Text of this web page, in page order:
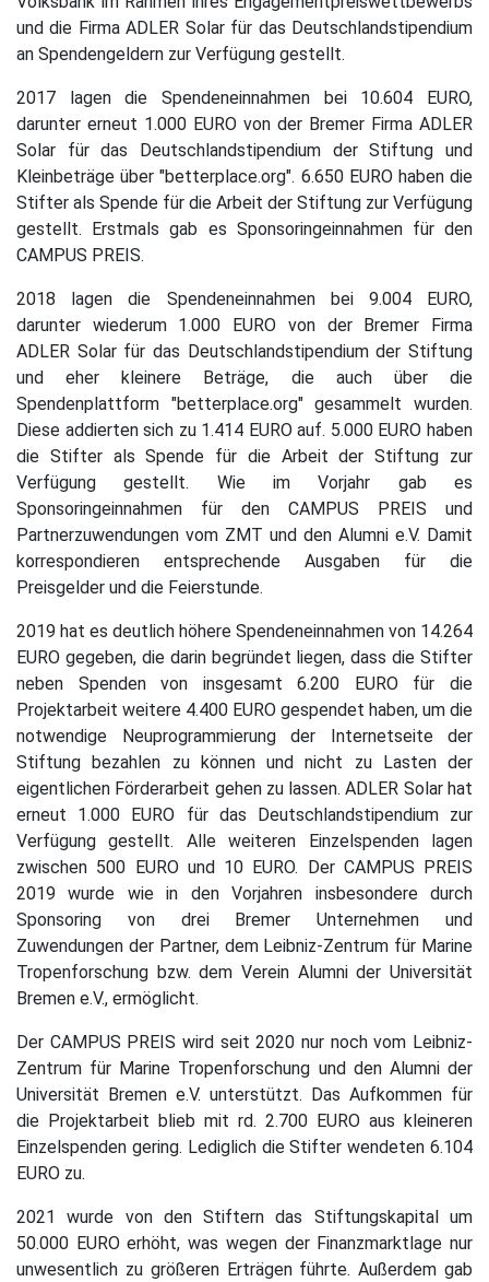
und die Firma ADLER Solar für das Deutschlandstipendium
an Spendengeldern zur Verfügung gestellt.
2017 lagen die Spendeneinnahmen bei 10.604 EURO,
darunter erneut 1.000 EURO von der Bremer Firma ADLER
Solar für das Deutschlandstipendium der Stiftung und
Kleinbeträge über "betterplace.org". 6.650 EURO haben die
Stifter als Spende für die Arbeit der Stiftung zur Verfügung
gestellt. Erstmals gab es Sponsoringeinnahmen für den
CAMPUS PREIS.
2018 lagen die Spendeneinnahmen bei 9.004 EURO,
darunter wiederum 1.000 EURO von der Bremer Firma
ADLER Solar für das Deutschlandstipendium der Stiftung
und eher kleinere Beträge, die auch über die
Spendenplattform "betterplace.org" gesammelt wurden.
Diese addierten sich zu 1.414 EURO auf. 5.000 EURO haben
die Stifter als Spende für die Arbeit der Stiftung zur
Verfügung gestellt. Wie im Vorjahr gab es
Sponsoringeinnahmen für den CAMPUS PREIS und
Partnerzuwendungen vom ZMT und den Alumni e.V. Damit
korrespondieren entsprechende Ausgaben für die
Preisgelder und die Feierstunde.
2019 hat es deutlich höhere Spendeneinnahmen von 14.264
EURO gegeben, die darin begründet liegen, dass die Stifter
neben Spenden von insgesamt 6.200 EURO für die
Projektarbeit weitere 4.400 EURO gespendet haben, um die
notwendige Neuprogrammierung der Internetseite der
Stiftung bezahlen zu können und nicht zu Lasten der
eigentlichen Förderarbeit gehen zu lassen. ADLER Solar hat
erneut 1.000 EURO für das Deutschlandstipendium zur
Verfügung gestellt. Alle weiteren Einzelspenden lagen
zwischen 500 EURO und 10 EURO. Der CAMPUS PREIS
2019 wurde wie in den Vorjahren insbesondere durch
Sponsoring von drei Bremer Unternehmen und
Zuwendungen der Partner, dem Leibniz-Zentrum für Marine
Tropenforschung bzw. dem Verein Alumni der Universität
Bremen e.V., ermöglicht.
Der CAMPUS PREIS wird seit 2020 nur noch vom Leibniz-
Zentrum für Marine Tropenforschung und den Alumni der
Universität Bremen e.V. unterstützt. Das Aufkommen für
die Projektarbeit blieb mit rd. 2.700 EURO aus kleineren
Einzelspenden gering. Lediglich die Stifter wendeten 6.104
EURO zu.
2021 wurde von den Stiftern das Stiftungskapital um
50.000 EURO erhöht, was wegen der Finanzmarktlage nur
unwesentlich zu größeren Erträgen führte. Außerdem gab